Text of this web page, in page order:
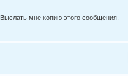
Выслать мне копию этого сообщения.